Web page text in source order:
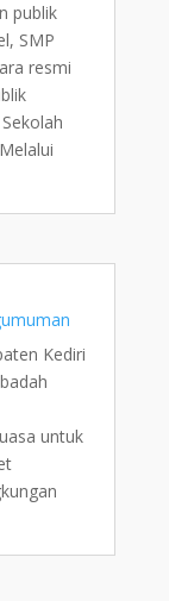
publik
SMP
resmi
Kediri
untuk